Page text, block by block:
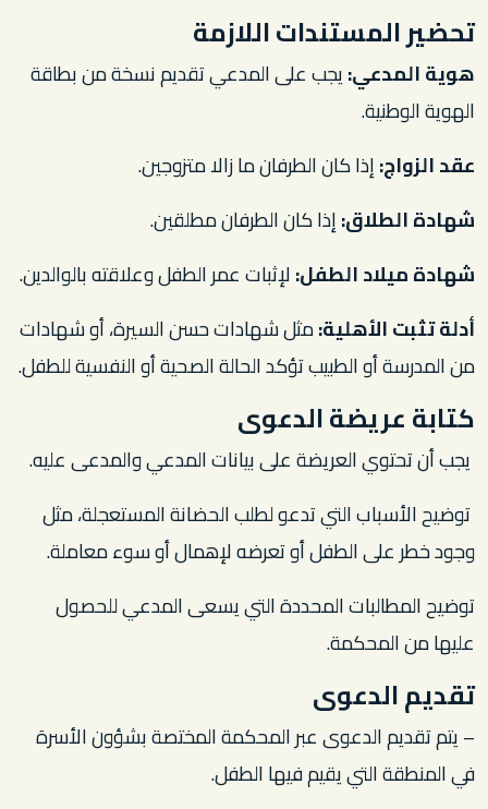
تحضير المستندات اللازمة
هوية المدعي:يجب على المدعي تقديم نسخة من بطاقة
الهوية الوطنية.
عقد الزواج:إذا كان الطرفان ما زالا متزوجين.
شهادة الطلاق:إذا كان الطرفان مطلقين.
شهادة ميلاد الطفل:لإثبات عمر الطفل وعلاقته بالوالدين.
أدلة تثبت الأهلية:مثل شهادات حسن السيرة، أو شهادات
من المدرسة أو الطبيب تؤكد الحالة الصحية أو النفسية للطفل.
كتابة عريضة الدعوى
يجب أن تحتوي العريضة على بيانات المدعي والمدعى عليه.
توضيح الأسباب التي تدعو لطلب الحضانة المستعجلة، مثل
وجود خطر على الطفل أو تعرضه لإهمال أو سوء معاملة.
توضيح المطالبات المحددة التي يسعى المدعي للحصول
عليها من المحكمة.
تقديم الدعوى
– يتم تقديم الدعوى عبر المحكمة المختصة بشؤون الأسرة
في المنطقة التي يقيم فيها الطفل.